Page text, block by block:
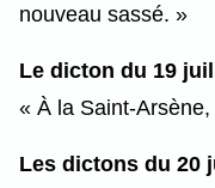
nouveau sassé.
Le dicton du 19
À la Saint-
Les dictons du 20